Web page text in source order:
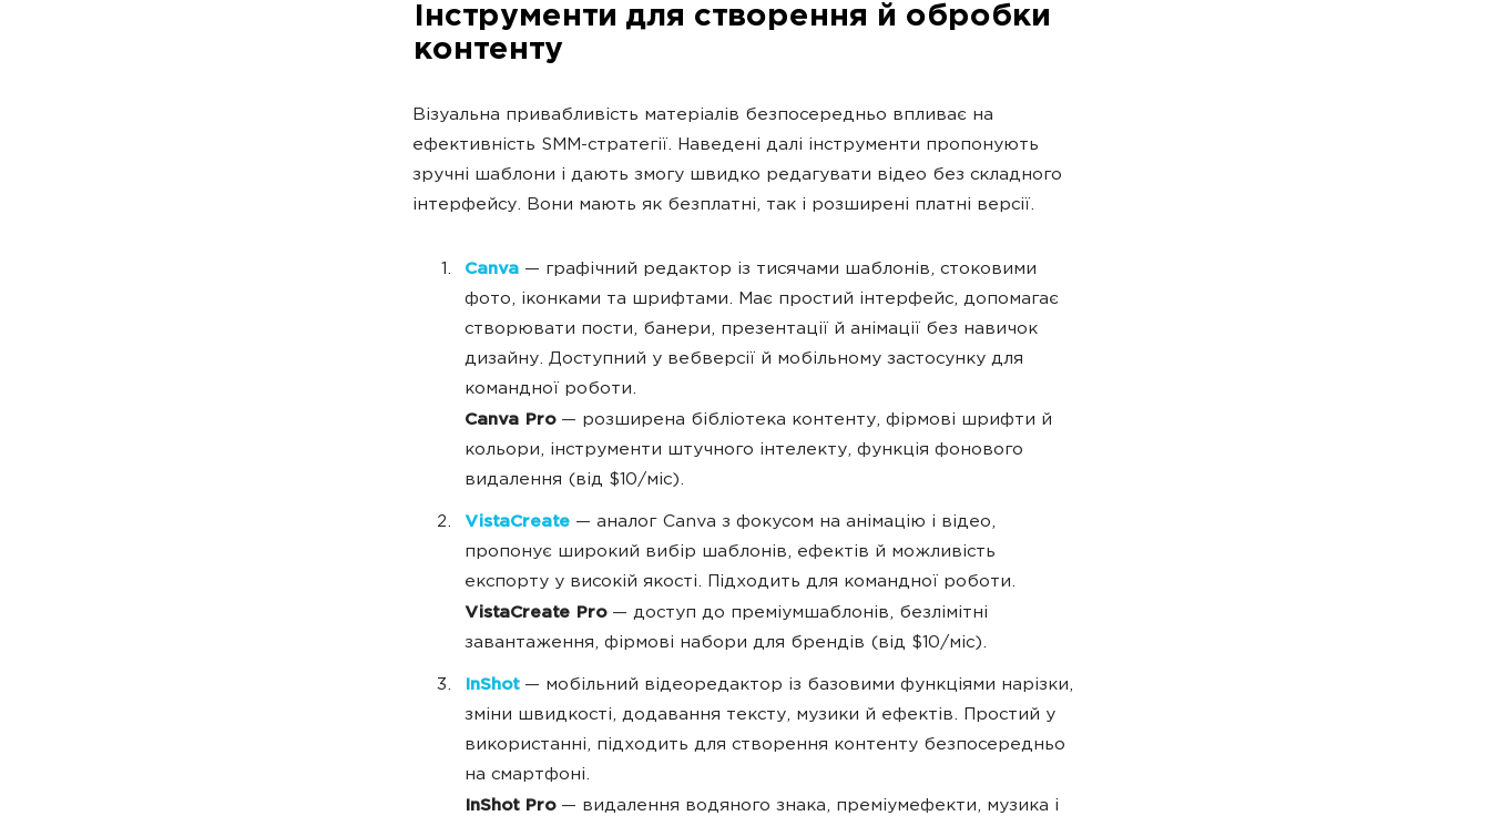
Інструменти для створення й обробки
контенту
Візуальна привабливість матеріалів безпосередньо впливає на
ефективність SMM-стратегії. Наведені далі інструменти пропонують
зручні шаблони і дають змогу швидко редагувати відео без складного
інтерфейсу. Вони мають як безплатні, так і розширені платні версії.
Canva — графічний редактор із тисячами шаблонів, стоковими
фото, іконками та шрифтами. Має простий інтерфейс, допомагає
створювати пости, банери, презентації й анімації без навичок
дизайну. Доступний у вебверсії й мобільному застосунку для
командної роботи.
Canva Pro— розширена бібліотека контенту, фірмові шрифти й
кольори, інструменти штучного інтелекту, функція фонового
видалення (від $10/міс).
VistaCreate — аналог Canva з фокусом на анімацію і відео,
пропонує широкий вибір шаблонів, ефектів й можливість
експорту у високій якості. Підходить для командної роботи.
VistaCreate Pro— доступ до преміумшаблонів, безлімітні
завантаження, фірмові набори для брендів (від $10/міс).
InShot— мобільний відеоредактор із базовими функціями нарізки,
зміни швидкості, додавання тексту, музики й ефектів. Простий у
використанні, підходить для створення контенту безпосередньо
на смартфоні.
InShot Pro— видалення водяного знака, преміумефекти, музика і